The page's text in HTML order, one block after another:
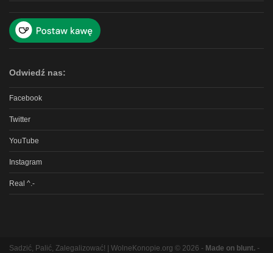
Odwiedź nas:
Facebook
Twitter
YouTube
Instagram
Real ^.-
Sadzić, Palić, Zalegalizować! | WolneKonopie.org © 2026 - Made on blunt. -